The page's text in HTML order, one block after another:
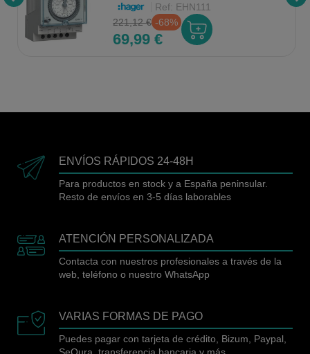
Ref: EHN111
221,12 € -68%
69,99 €
ENVÍOS RÁPIDOS 24-48H
Para productos en stock y a España peninsular.
Resto de envíos en 3-5 días laborables
ATENCIÓN PERSONALIZADA
Contacta con nuestros profesionales a través de la
web, teléfono o nuestro WhatsApp
VARIAS FORMAS DE PAGO
Puedes pagar con tarjeta de crédito, Bizum, Paypal,
SeQura, transferencia bancaria y más